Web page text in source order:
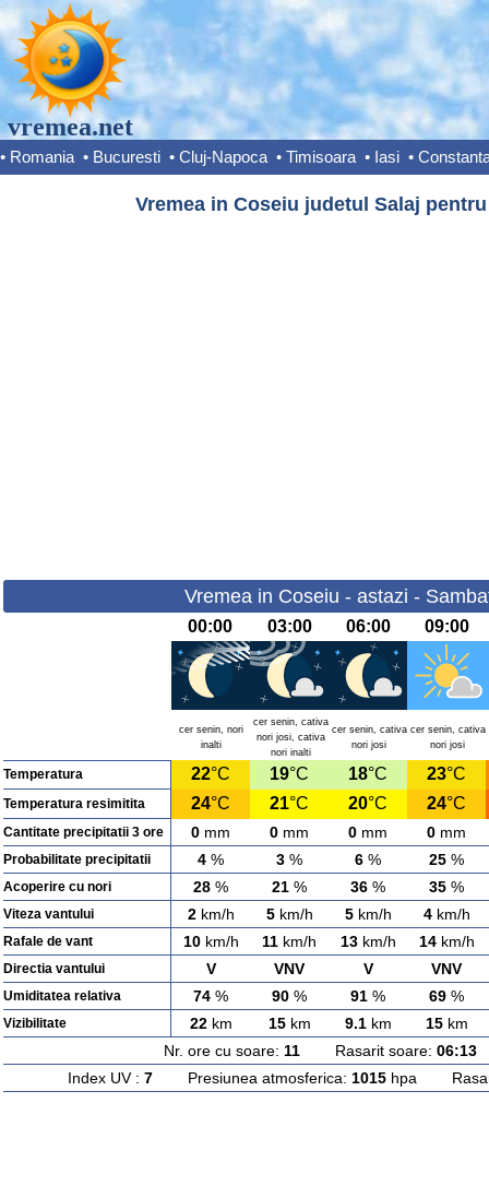
vremea.net
• Romania • Bucuresti • Cluj-Napoca • Timisoara • Iasi •
Vremea in Coseiu judetul Salaj
Vremea in Coseiu - astazi -
00:00 03:00 06:00 09:00
cer senin, nori
inalti
cer senin, cativa
nori josi, cativa
nori inalti
cer senin, cativa
nori josi
cer senin, cativa
nori josi
Temperatura 22°C 19°C 18°C 23°C
Temperatura resimitita 24°C 21°C 20°C 24°C
Cantitate precipitatii 3 ore 0 mm 0 mm 0 mm 0 mm
Probabilitate precipitatii 4 % 3 % 6 % 25 %
Acoperire cu nori 28 % 21 % 36 % 35 %
Viteza vantului 2km/h 5km/h 5km/h 4km/h
Rafale de vant 10km/h 11 km/h 13km/h 14km/h
Directia vantului V VNV V VNV
Umiditatea relativa 74 % 90 % 91 % 69 %
Vizibilitate 22km 15km 9.1km 15km
Nr. ore cu soare: 11 Rasarit soare: 06:13
Index UV : 7Presiunea atmosferica: 1015hpa